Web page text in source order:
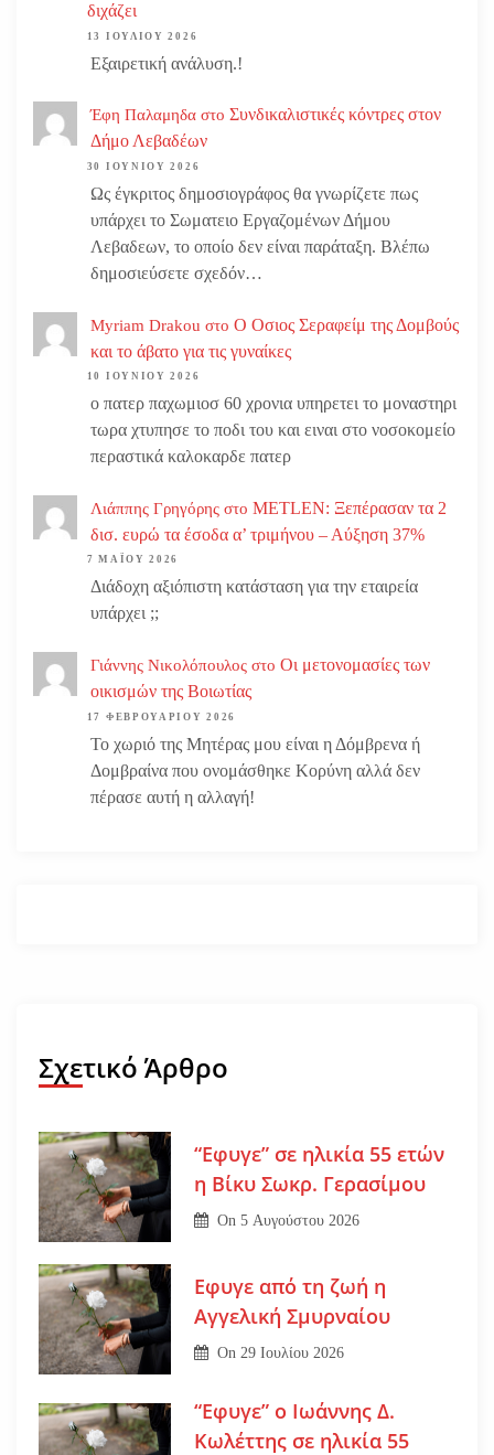
διχάζει
13 ΙΟΥΛΊΟΥ 2026
Εξαιρετική ανάλυση.!
Έφη Παλαμηδα στο Συνδικαλιστικές κόντρες στον
Δήμο Λεβαδέων
30 ΙΟΥΝΊΟΥ 2026
Ως έγκριτος δημοσιογράφος θα γνωρίζετε πως
υπάρχει το Σωματειο Εργαζομένων Δήμου
Λεβαδεων, το οποίο δεν είναι παράταξη. Βλέπω
δημοσιεύσετε σχεδόν…
Myriam Drakou στο Ο Οσιος Σεραφείμ της Δομβούς
και το άβατο για τις γυναίκες
10 ΙΟΥΝΊΟΥ 2026
ο πατερ παχωμιοσ 60 χρονια υπηρετει το μοναστηρι
τωρα χτυπησε το ποδι του και ειναι στο νοσοκομείο
περαστικά καλοκαρδε πατερ
Λιάππης Γρηγόρης στο METLEN: Ξεπέρασαν τα 2
δισ. ευρώ τα έσοδα α’ τριμήνου – Αύξηση 37%
7 ΜΑΪ́ΟΥ 2026
Διάδοχη αξιόπιστη κατάσταση για την εταιρεία
υπάρχει ;;
Γιάννης Νικολόπουλος στο Οι μετονομασίες των
οικισμών της Βοιωτίας
17 ΦΕΒΡΟΥΑΡΊΟΥ 2026
Το χωριό της Μητέρας μου είναι η Δόμβρενα ή
Δομβραίνα που ονομάσθηκε Κορύνη αλλά δεν
πέρασε αυτή η αλλαγή!
Σχετικό Άρθρο
“Εφυγε” σε ηλικία 55 ετών
η Βίκυ Σωκρ. Γερασίμου
On5 Αυγούστου 2026
Εφυγε από τη ζωή η
Αγγελική Σμυρναίου
On29 Ιουλίου 2026
“Εφυγε” ο Ιωάννης Δ.
Κωλέττης σε ηλικία 55